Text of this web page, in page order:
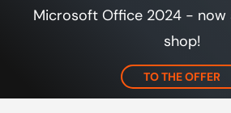
Microsoft Office 2024 - now
shop!
TO THE OFFER